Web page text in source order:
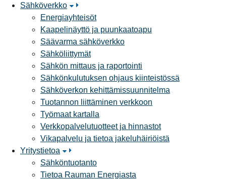
Sähköverkko
Energiayhteisöt
Kaapelinäyttö ja puunkaatoapu
Säävarma sähköverkko
Sähköliittymät
Sähkön mittaus ja raportointi
Sähkönkulutuksen ohjaus kiinteistössä
Sähköverkon kehittämissuunnitelma
Tuotannon liittäminen verkkoon
Työmaat kartalla
Verkkopalvelutuotteet ja hinnastot
Vikapalvelu ja tietoa jakeluhäiriöistä
Yritystietoa
Sähköntuotanto
Tietoa Rauman Energiasta